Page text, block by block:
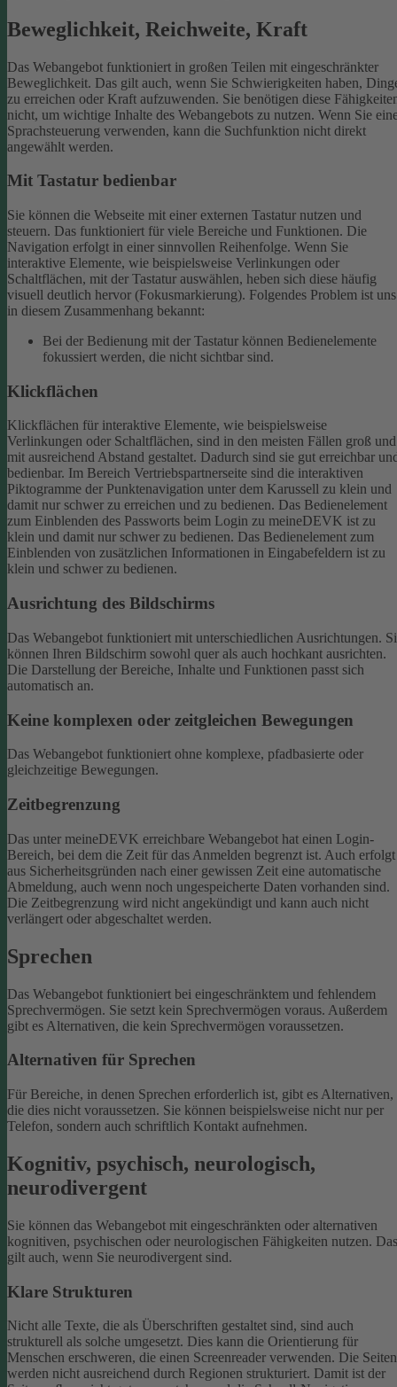
Beweglichkeit, Reichweite, Kraft
Das Webangebot funktioniert in großen Teilen mit eingeschränkter
Beweglichkeit. Das gilt auch, wenn Sie Schwierigkeiten haben,
zu erreichen oder Kraft aufzuwenden. Sie benötigen diese
nicht, um wichtige Inhalte des Webangebots zu nutzen. Wenn Sie
Sprachsteuerung verwenden, kann die Suchfunktion nicht direkt
angewählt werden.
Mit Tastatur bedienbar
Sie können die Webseite mit einer externen Tastatur nutzen und
steuern. Das funktioniert für viele Bereiche und Funktionen. Die
Navigation erfolgt in einer sinnvollen Reihenfolge. Wenn Sie
interaktive Elemente, wie beispielsweise Verlinkungen oder
Schaltflächen, mit der Tastatur auswählen, heben sich diese häufig
visuell deutlich hervor (Fokusmarkierung). Folgendes Problem ist uns
in diesem Zusammenhang bekannt:
Bei der Bedienung mit der Tastatur können Bedienelemente
fokussiert werden, die nicht sichtbar sind.
Klickflächen
Klickflächen für interaktive Elemente, wie beispielsweise
Verlinkungen oder Schaltflächen, sind in den meisten Fällen groß und
mit ausreichend Abstand gestaltet. Dadurch sind sie gut erreichbar
bedienbar. Im Bereich Vertriebspartnerseite sind die interaktiven
Piktogramme der Punktenavigation unter dem Karussell zu klein und
damit nur schwer zu erreichen und zu bedienen. Das Bedienelement
zum Einblenden des Passworts beim Login zu meineDEVK ist zu
klein und damit nur schwer zu bedienen. Das Bedienelement zum
Einblenden von zusätzlichen Informationen in Eingabefeldern ist zu
klein und schwer zu bedienen.
Ausrichtung des Bildschirms
Das Webangebot funktioniert mit unterschiedlichen Ausrichtungen.
können Ihren Bildschirm sowohl quer als auch hochkant ausrichten.
Die Darstellung der Bereiche, Inhalte und Funktionen passt sich
automatisch an.
Keine komplexen oder zeitgleichen Bewegungen
Das Webangebot funktioniert ohne komplexe, pfadbasierte oder
gleichzeitige Bewegungen.
Zeitbegrenzung
Das unter meineDEVK erreichbare Webangebot hat einen Login-
Bereich, bei dem die Zeit für das Anmelden begrenzt ist. Auch erfolgt
aus Sicherheitsgründen nach einer gewissen Zeit eine automatische
Abmeldung, auch wenn noch ungespeicherte Daten vorhanden sind.
Die Zeitbegrenzung wird nicht angekündigt und kann auch nicht
verlängert oder abgeschaltet werden.
Sprechen
Das Webangebot funktioniert bei eingeschränktem und fehlendem
Sprechvermögen. Sie setzt kein Sprechvermögen voraus. Außerdem
gibt es Alternativen, die kein Sprechvermögen voraussetzen.
Alternativen für Sprechen
Für Bereiche, in denen Sprechen erforderlich ist, gibt es Alternativen,
die dies nicht voraussetzen. Sie können beispielsweise nicht nur per
Telefon, sondern auch schriftlich Kontakt aufnehmen.
Kognitiv, psychisch, neurologisch,
neurodivergent
Sie können das Webangebot mit eingeschränkten oder alternativen
kognitiven, psychischen oder neurologischen Fähigkeiten nutzen. Das
gilt auch, wenn Sie neurodivergent sind.
Klare Strukturen
Nicht alle Texte, die als Überschriften gestaltet sind, sind auch
strukturell als solche umgesetzt. Dies kann die Orientierung für
Menschen erschweren, die einen Screenreader verwenden. Die Seiten
werden nicht ausreichend durch Regionen strukturiert. Damit ist der